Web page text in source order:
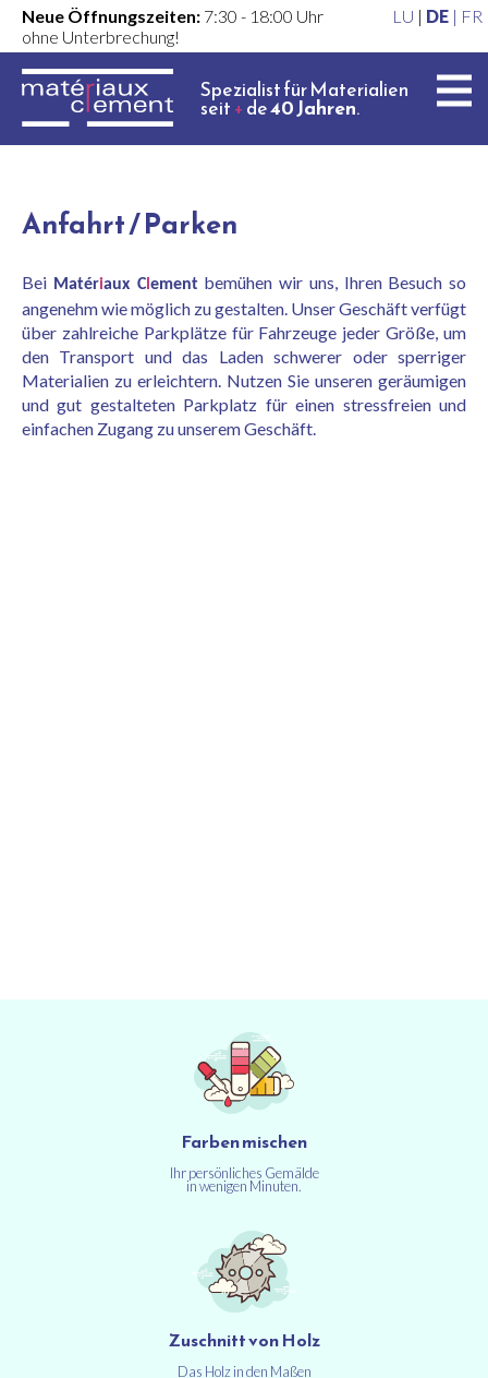
Neue Öffnungszeiten: 7:30 - 18:00 Uhr
ohne Unterbrechung!
LU | DE | FR
Spezialist für Materialien
seit+de40 Jahren.
Anfahrt / Parken
Bei Matériaux Cl ementbemühen wir uns, Ihren Besuch so
angenehm wie möglich zu gestalten. Unser Geschäft verfügt
über zahlreiche Parkplätze für Fahrzeuge jeder Größe, um
den Transport und das Laden schwerer oder sperriger
Materialien zu erleichtern. Nutzen Sie unseren geräumigen
und gut gestalteten Parkplatz für einen stressfreien und
einfachen Zugang zu unserem Geschäft.
Farben mischen
Ihr persönliches Gemälde
in wenigen Minuten.
Zuschnitt von Holz
Das Holz in den Maßen